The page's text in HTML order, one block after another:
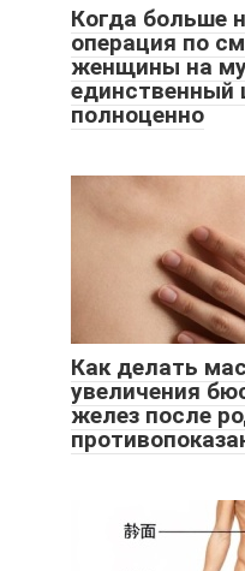
Когда больше
операция по
женщины на
единственный
полноценно
Как делать
увеличения
желез после